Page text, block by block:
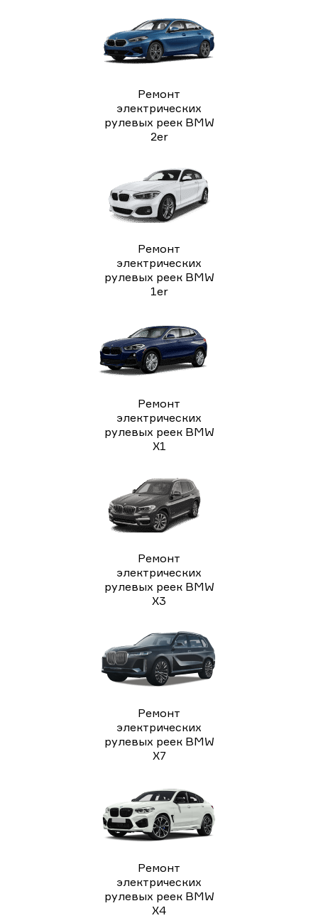
Ремонт
электрических
рулевых реек BMW
2er
Ремонт
электрических
рулевых реек BMW
1er
Ремонт
электрических
рулевых реек BMW
X1
Ремонт
электрических
рулевых реек BMW
X3
Ремонт
электрических
рулевых реек BMW
X7
Ремонт
электрических
рулевых реек BMW
X4